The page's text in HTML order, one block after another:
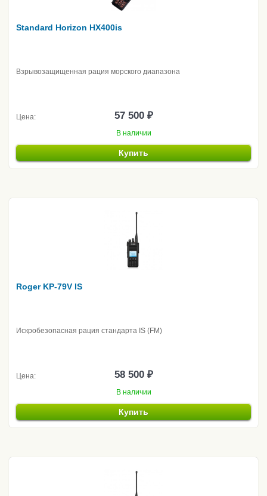
Standard Horizon HX400is
Взрывозащищенная рация морского диапазона
Цена: 57 500 ₽
В наличии
Купить
Roger KP-79V IS
Искробезопасная рация стандарта IS (FM)
Цена: 58 500 ₽
В наличии
Купить